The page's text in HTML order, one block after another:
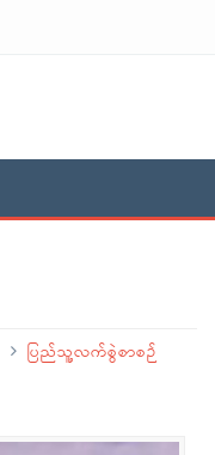
ပြည်သူ့လက်စွဲစာစဉ်